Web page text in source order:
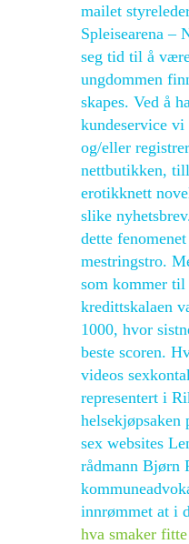
mailet
Spleisearena –
seg tid til å
ungdommen
skapes. Ved å
kundeservice
og/eller
nettbutikken,
erotikknett
slike
dette
mestringstro.
som kommer til
kredittskalaen
1000, hvor
beste scoren.
videos
representert i
helsekjøpsaken
sex websites
rådmann Bjørn
innrømmet at i
hva smaker fitte